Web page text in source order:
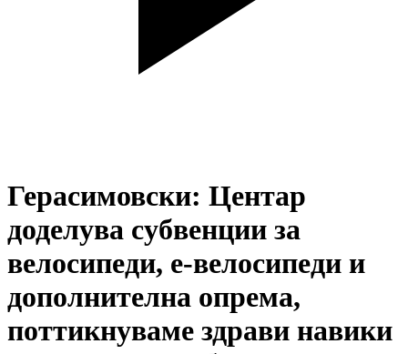
Герасимовски: Центар
доделува субвенции за
велосипеди, е-велосипеди и
дополнителна опрема,
поттикнуваме здрави навики